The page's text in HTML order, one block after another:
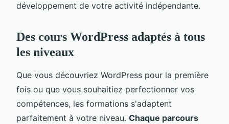
développement de votre activité indépendante.
Des cours WordPress adaptés à tous
les niveaux
Que vous découvriez WordPress pour la première
fois ou que vous souhaitiez perfectionner vos
compétences, les formations s'adaptent
parfaitement à votre niveau. Chaque parcours